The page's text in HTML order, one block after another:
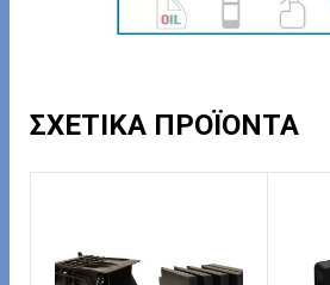
ΣΧΕΤΙΚΆ ΠΡΟΪΌΝΤΑ